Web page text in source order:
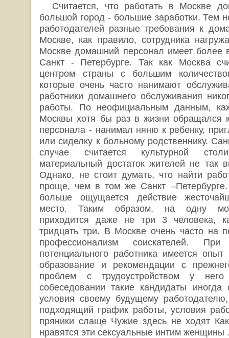
Считается, что работать в Москве
большой город - большие заработки. Тем
работодателей разные требования к
Москве, как правило, сотрудника
Москве домашний персонал имеет более
Санкт - Петербурге. Так как Москва
центром страны с большим
которые очень часто нанимают
работники домашнего обслуживания
работы. По неофициальным данным,
Москвы хотя бы раз в жизни обращался
персонала - нанимал няню к ребенку,
или сиделку к больному родственнику.
случае считается культурной
материальный достаток жителей не так
Однако, не стоит думать, что найти
проще, чем в том же Санкт
больше ощущается действие
место. Таким образом, на одну
приходится даже не три 3 человека,
тридцать три. В Москве очень часто на
профессионализм соискателей.
потенциального работника имеется
образование и рекомендации с
проблем с трудоустройством у
собеседовании такие кандидаты иногда
условия своему будущему
подходящий график работы, условия
пряники слаще Чужие здесь не ходят
нравятся эти сексуальные интим женщины